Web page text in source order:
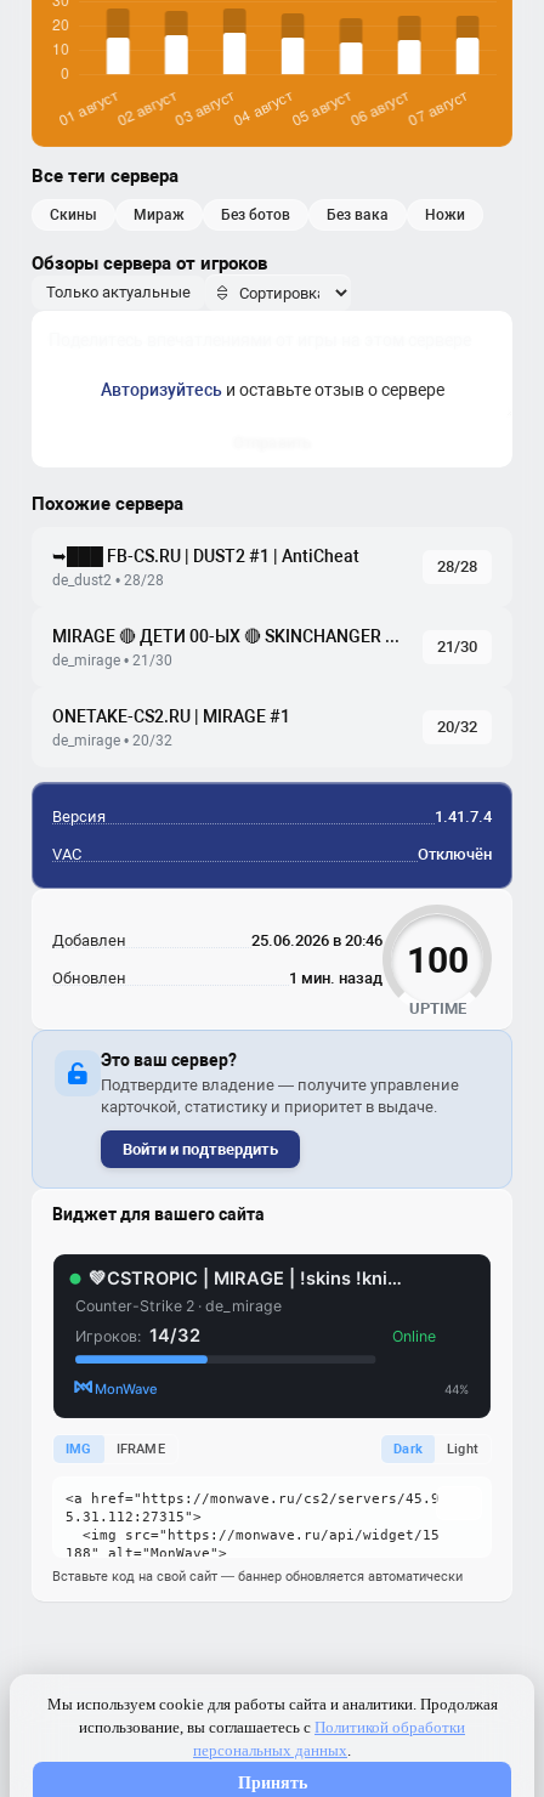
Все теги сервера
скины мираж без ботов без вака ножи
Обзоры сервера от игроков
Только актуальные
Авторизуйтесьи оставьте отзыв о сервере
Похожие сервера
➥███ FB-CS.RU | DUST2 #1 | AntiCheat
de_dust2 • 28/28
28/28
MIRAGE 🔴 ДЕTИ 00-ЫX 🔴 SKINCHANGER + SHOP + RANKS 🔥
de_mirage • 21/30
21/30
ONETAKE-CS2.RU | MIRAGE #1
de_mirage • 20/32
20/32
Версия 1.41.7.4
VAC Отключён
Добавлен 25.06.2026 в 20:46
Обновлен 1 мин. назад 100
UPTIME
Это ваш сервер?
Подтвердите владение — получите управление
карточкой, статистику и приоритет в выдаче.
Войти и подтвердить
Виджет для вашего сайта
IMG IFRAME Dark Light
Вставьте код на свой сайт — баннер обновляется автоматически